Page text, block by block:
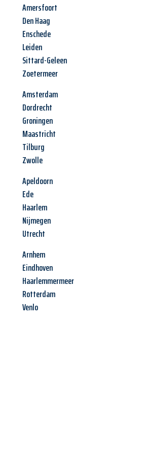
Amersfoort
Den Haag
Enschede
Leiden
Sittard-Geleen
Zoetermeer
Amsterdam
Dordrecht
Groningen
Maastricht
Tilburg
Zwolle
Apeldoorn
Ede
Haarlem
Nijmegen
Utrecht
Arnhem
Eindhoven
Haarlemmermeer
Rotterdam
Venlo